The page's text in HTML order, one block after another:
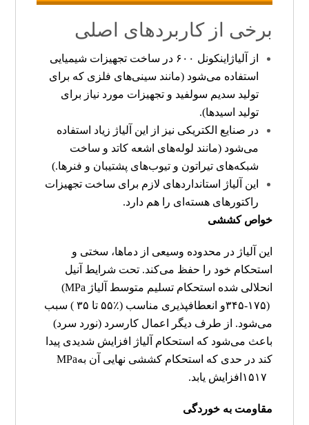
برخی از کاربردهای اصلی
از آلیاژ اینکونل ۶۰۰
در ساخت تجهیزات شیمیایی
استفاده می‌شود (مانند سینی‌های فلزی که برای
تولید سدیم سولفید و تجهیزات مورد نیاز برای
تولید اسیدها).
در صنایع الکتریکی نیز از این آلیاژ زیاد استفاده
می‌شود (مانند لوله‌های اشعه کاتد و ساخت
شبکه‌های تیراتون و تیوب‌های پشتیبان و فنرها.)
این آلیاژ استانداردهای لازم برای ساخت تجهیزات
راکتورهای هسته‌ای را هم دارد.
خواص کششی
این آلیاژ در محدوده وسیعی از دماها، سختی و
استحکام خود را حفظ می‌کند. تحت شرایط آنیل
انحلالی شده استحکام تسلیم متوسط آلیاژ (MPa
۳۴۵-۱۷۵)
و انعطاف­پذیری مناسب (٪۵۵ تا ۳۵ ) سبب
می‌شود. از طرف دیگر اعمال کارسرد (نورد سرد)
باعث می‌شود که استحکام آلیاژ افزایش شدیدی پیدا
کند در حدی که استحکام کششی نهایی آن بهMPa
۱۵۱۷ افزایش یابد.
مقاومت به خوردگی